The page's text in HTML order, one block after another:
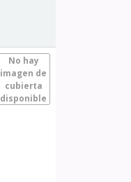
No hay
imagen de
cubierta
disponible